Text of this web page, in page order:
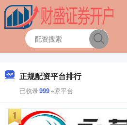
正规配资平台排行
已收录999+家平台